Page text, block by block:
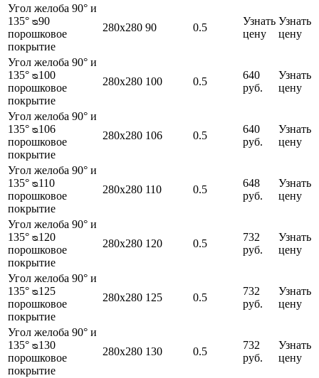
Угол желоба 90° и
135° ᴓ90
порошковое
покрытие
280х280 90 0.5
Узнать
цену
Узнать
цену
Угол желоба 90° и
135° ᴓ100
порошковое
покрытие
280х280 100 0.5
640
руб.
Узнать
цену
Угол желоба 90° и
135° ᴓ106
порошковое
покрытие
280х280 106 0.5
640
руб.
Узнать
цену
Угол желоба 90° и
135° ᴓ110
порошковое
покрытие
280х280 110 0.5
648
руб.
Узнать
цену
Угол желоба 90° и
135° ᴓ120
порошковое
покрытие
280х280 120 0.5
732
руб.
Узнать
цену
Угол желоба 90° и
135° ᴓ125
порошковое
покрытие
280х280 125 0.5
732
руб.
Узнать
цену
Угол желоба 90° и
135° ᴓ130
порошковое
покрытие
280х280 130 0.5
732
руб.
Узнать
цену